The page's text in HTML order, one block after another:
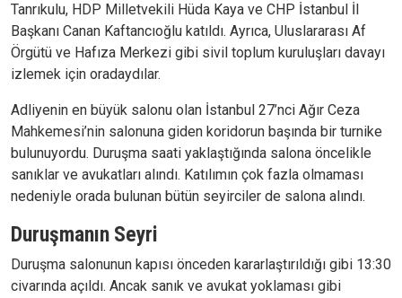
Tanrıkulu, HDP Milletvekili Hüda Kaya ve CHP İstanbul İl
Başkanı Canan Kaftancıoğlu katıldı. Ayrıca, Uluslararası Af
Örgütü ve Hafıza Merkezi gibi sivil toplum kuruluşları davayı
izlemek için oradaydılar.
Adliyenin en büyük salonu olan İstanbul 27’nci Ağır Ceza
Mahkemesi’nin salonuna giden koridorun başında bir turnike
bulunuyordu. Duruşma saati yaklaştığında salona öncelikle
sanıklar ve avukatları alındı. Katılımın çok fazla olmaması
nedeniyle orada bulunan bütün seyirciler de salona alındı.
Duruşmanın Seyri
Duruşma salonunun kapısı önceden kararlaştırıldığı gibi 13:30
civarında açıldı. Ancak sanık ve avukat yoklaması gibi